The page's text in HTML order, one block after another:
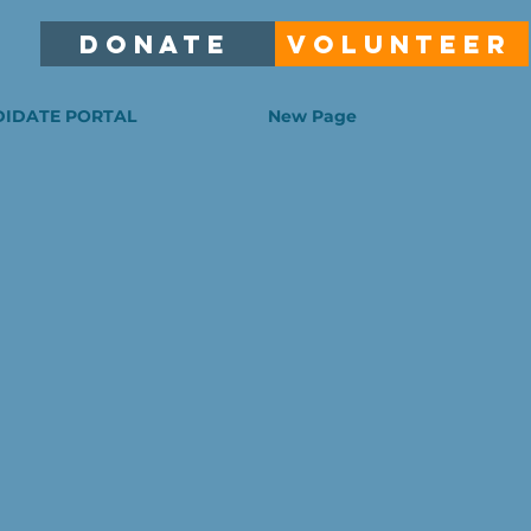
DONATE VOLUNTEER
PORTAL New Page